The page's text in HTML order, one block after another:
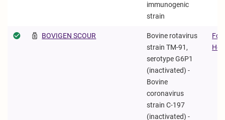
immunogenic
strain
BOVIGEN SCOUR
Bovine rotavirus
strain TM-91,
serotype G6P1
(inactivated) -
Bovine
coronavirus
strain C-197
(inactivated) -